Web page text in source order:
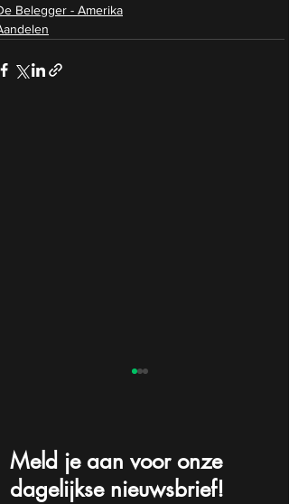
Belegger - Amerika
Meld je aan voor onze
dagelijkse nieuwsbrief!